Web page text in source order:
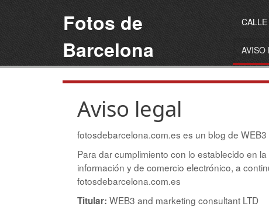
Fotos de
Barcelona
AVISO
Aviso legal
fotosdebarcelona.com.es es un blog de
Para dar cumplimiento con lo establecido en
información y de comercio electrónico, a
fotosdebarcelona.com.es
Titular: WEB3 and marketing consultant LTD